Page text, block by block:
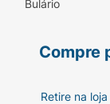
Bulário
Compre
Retire na